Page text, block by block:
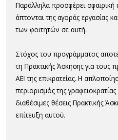
Παράλληλα προσφέρει
άπτονται της αγοράς εργασίας
των φοιτητών σε αυτή.
Στόχος του προγράμματος
τη Πρακτικής Άσκησης για τους
ΑΕΙ της επικρατείας. Η
περιορισμός της
διαθέσιμες θέσεις Πρακτικής
επίτευξη αυτού.